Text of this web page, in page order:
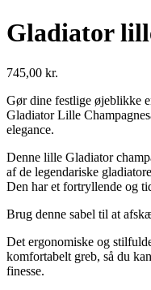
Gladiator
745,00 kr.
Gør dine festlige øjeblikke
Gladiator Lille
elegance.
Denne lille Gladiator
af de legendariske
Den har et fortryllende og
Brug denne sabel til at
Det ergonomiske og
komfortabelt greb, så du
finesse.